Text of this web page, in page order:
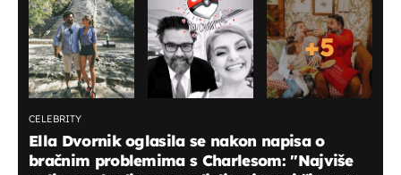
+5
CELEBRITY
Ella Dvornik oglasila se nakon napisa o
bračnim problemima s Charlesom: "Najviše